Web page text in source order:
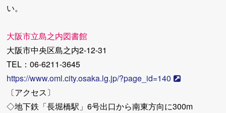
い。
大阪市立島之内図書館
大阪市中央区島之内2-12-31
TEL：06-6211-3645
https://www.oml.city.osaka.lg.jp/?page_id=140
〔アクセス〕
◇地下鉄「長堀橋駅」6号出口から南東方向に300m